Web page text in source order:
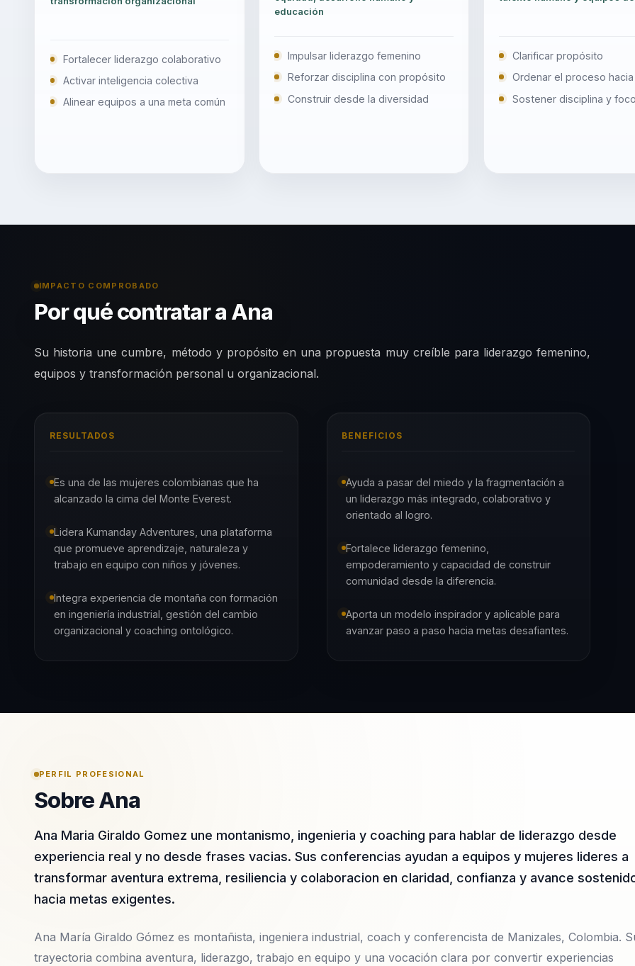
Fortalecer liderazgo colaborativo
Activar inteligencia colectiva
Alinear equipos a una meta común
educación
Impulsar liderazgo femenino
Reforzar disciplina con propósito
Construir desde la diversidad
Clarificar propósito
Ordenar el proceso
Sostener disciplina y foco
IMPACTO COMPROBADO
Por qué contratar a Ana
Su historia une cumbre, método y propósito en una propuesta muy creíble para liderazgo femenino,
equipos y transformación personal u organizacional.
RESULTADOS
Es una de las mujeres colombianas que ha
alcanzado la cima del Monte Everest.
Lidera Kumanday Adventures, una plataforma
que promueve aprendizaje, naturaleza y
trabajo en equipo con niños y jóvenes.
Integra experiencia de montaña con formación
en ingeniería industrial, gestión del cambio
organizacional y coaching ontológico.
BENEFICIOS
Ayuda a pasar del miedo y la fragmentación a
un liderazgo más integrado, colaborativo y
orientado al logro.
Fortalece liderazgo femenino,
empoderamiento y capacidad de construir
comunidad desde la diferencia.
Aporta un modelo inspirador y aplicable para
avanzar paso a paso hacia metas desafiantes.
PERFIL PROFESIONAL
Sobre Ana
Ana Maria Giraldo Gomez une montanismo, ingenieria y coaching para hablar de liderazgo desde
experiencia real y no desde frases vacias. Sus conferencias ayudan a equipos y mujeres lideres a
transformar aventura extrema, resiliencia y colaboracion en claridad, confianza y avance
hacia metas exigentes.
Ana María Giraldo Gómez es montañista, ingeniera industrial, coach y conferencista de Manizales, Colombia.
trayectoria combina aventura, liderazgo, trabajo en equipo y una vocación clara por convertir experiencias